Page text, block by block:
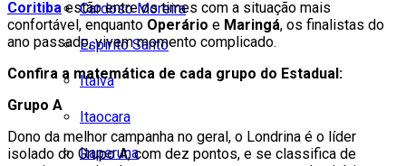
Cardoso Moreira
Espírito Santo
Italva
Itaocara
Itaperuna
Coritiba estão entre os times com a situação mais
confortável, enquanto Operário e Maringá, os finalistas do
ano passado, vivem momento complicado.
Confira a matemática de cada grupo do Estadual:
Grupo A
Dono da melhor campanha no geral, o Londrina é o líder
isolado do Grupo A, com dez pontos, e se classifica de